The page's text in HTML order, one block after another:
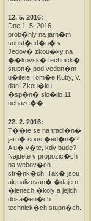
12. 5. 2016:
Dne 1. 5. 2016
prob�hly na jarn�m
soust�ed�n� v
Jedov� zkou�ky na
��kovsk� technick�
stupn� pod veden�m
u�itele Tom�e Kuby, V.
dan. Zkou�ku
�sp�n� slo�ilo 11
uchaze��.
22. 2. 2016:
T��te se na tradi�n�
jarn� soust�ed�n�?
A u� v�te, kdy bude?
Najdete v propozic�ch
na webov�ch
str�nk�ch. Tak� jsou
aktualizovan� �daje o
�lenech �koly a jejich
dosa�en�ch
technick�ch stupn�ch.